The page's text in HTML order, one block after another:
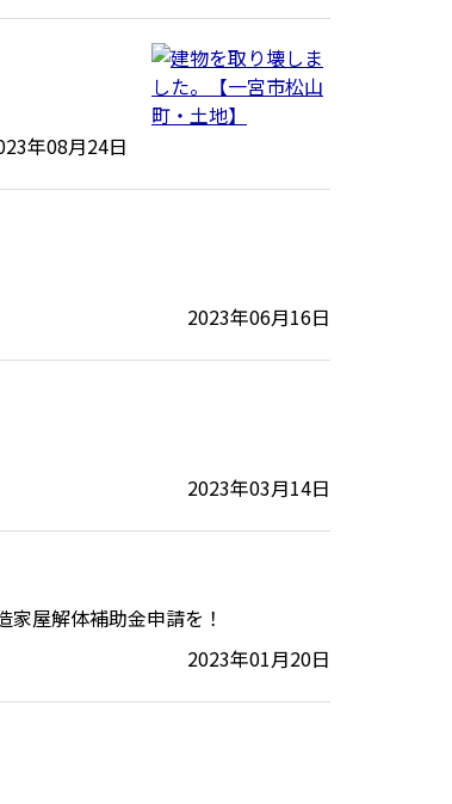
年08月24日
2023年06月16日
2023年03月14日
屋解体補助金申請を！
2023年01月20日